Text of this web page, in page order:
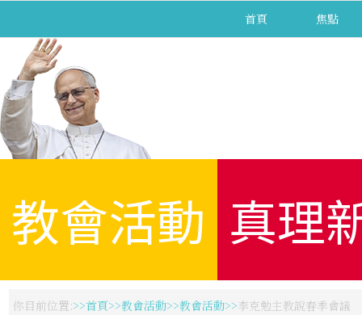
首頁 焦點
教會活動 真理
你目前位置: 首頁 教會活動 教會活動 李克勉主教說春季會議